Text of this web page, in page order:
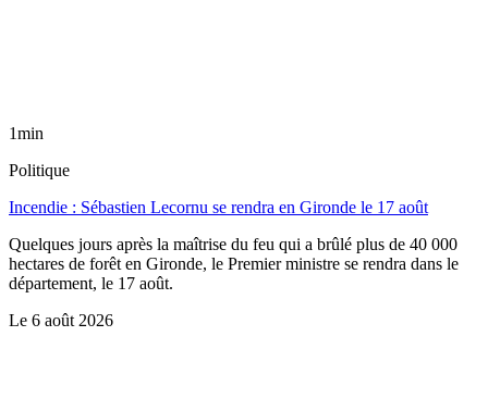
1min
Politique
Incendie : Sébastien Lecornu se rendra en Gironde le 17 août
Quelques jours après la maîtrise du feu qui a brûlé plus de 40 000
hectares de forêt en Gironde, le Premier ministre se rendra dans le
département, le 17 août.
Le 6 août 2026